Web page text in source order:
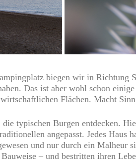
biegen wir in Richtung
Das ist aber wohl schon
Flächen. Macht
typischen Burgen entdecken.
angepasst. Jedes
und nur durch ein Malheur
– und bestritten ihren